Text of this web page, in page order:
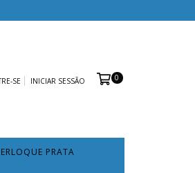
SE INICIAR SESSÃO 0
PRATA